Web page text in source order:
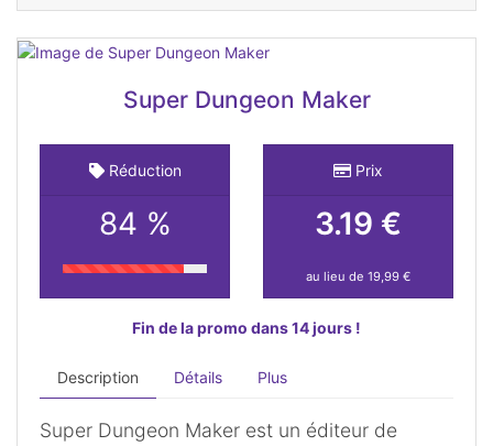
Super Dungeon Maker
Réduction
84 %
Prix
3.19 €
au lieu de 19,99 €
Fin de la promo dans 14 jours !
Description Détails Plus
Super Dungeon Maker est un éditeur de